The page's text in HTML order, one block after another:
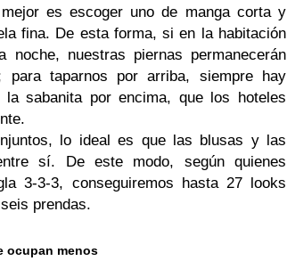
es escoger uno de manga corta y
fina. De esta forma, si en la habitación
noche, nuestras piernas permanecerán
para taparnos por arriba, siempre hay
la sabanita por encima, que los hoteles
lo ideal es que las blusas y las
sí. De este modo, según quienes
3-3-3, conseguiremos hasta 27 looks
prendas.
ocupan menos